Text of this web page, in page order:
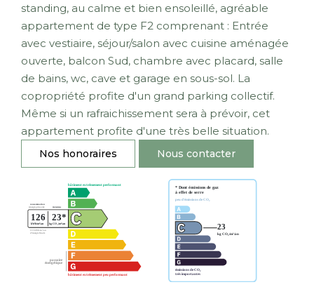
standing, au calme et bien ensoleillé, agréable
appartement de type F2 comprenant : Entrée
avec vestiaire, séjour/salon avec cuisine aménagée
ouverte, balcon Sud, chambre avec placard, salle
de bains, wc, cave et garage en sous-sol. La
copropriété profite d'un grand parking collectif.
Même si un rafraichissement sera à prévoir, cet
appartement profite d'une très belle situation.
Nos honoraires Nous contacter